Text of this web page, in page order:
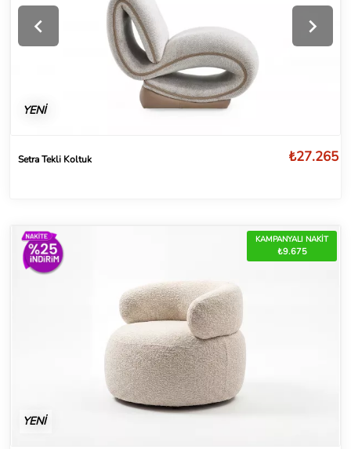
YENİ
Setra Tekli Koltuk ₺27.265
KAMPANYALI NAKİT
₺9.675
YENİ